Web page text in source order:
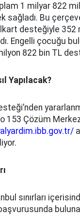
1 milyar 822
sağladı. Bu
desteğiyle 352
Engelli çocuğu
822 bin TL
Yapılacak?
153 Çözüm
sınırları